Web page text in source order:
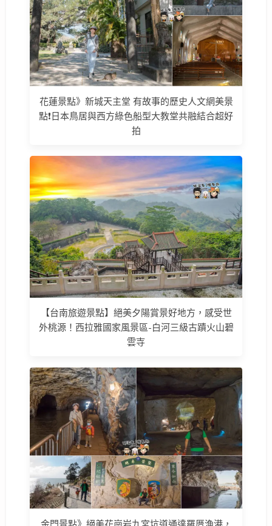
花蓮景點》新城天主堂 有故事的歷史人文網美景
點❗日本鳥居與西方綠色船型大教堂共融結合超好
拍
【台南旅遊景點】絕美夕陽賞景好地方，感受世
外桃源！西拉雅國家風景區-白河三級古蹟火山碧
雲寺